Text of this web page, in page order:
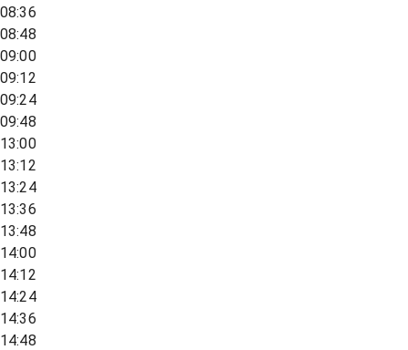
08:36
08:48
09:00
09:12
09:24
09:48
13:00
13:12
13:24
13:36
13:48
14:00
14:12
14:24
14:36
14:48